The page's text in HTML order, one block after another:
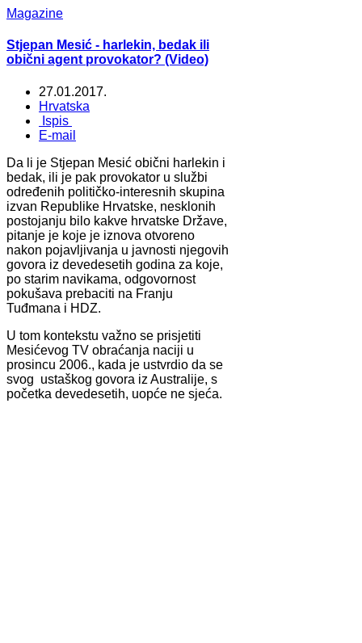
Magazine
Stjepan Mesić - harlekin, bedak ili
obični agent provokator? (Video)
27.01.2017.
Hrvatska
Ispis
E-mail
Da li je Stjepan Mesić obični harlekin i
bedak, ili je pak provokator u službi
određenih političko-interesnih skupina
izvan Republike Hrvatske, nesklonih
postojanju bilo kakve hrvatske Države,
pitanje je koje je iznova otvoreno
nakon pojavljivanja u javnosti njegovih
govora iz devedesetih godina za koje,
po starim navikama, odgovornost
pokušava prebaciti na Franju
Tuđmana i HDZ.
U tom kontekstu važno se prisjetiti
Mesićevog TV obraćanja naciji u
prosincu 2006., kada je ustvrdio da se
svog ustaškog govora iz Australije, s
početka devedesetih, uopće ne sjeća.